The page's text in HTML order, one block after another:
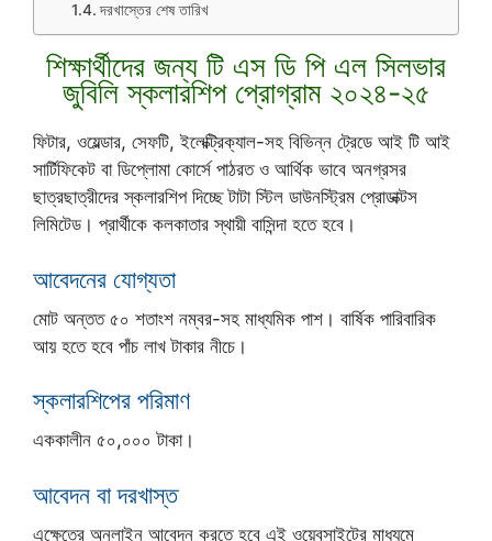
দরখাস্তের শেষ তারিখ
শিক্ষার্থীদের জন্য টি এস ডি পি এল সিলভার
জুবিলি স্কলারশিপ প্রোগ্রাম ২০২৪-২৫
ফিটার, ওয়েল্ডার, সেফটি, ইলেক্ট্রিক্যাল-সহ বিভিন্ন ট্রেডে আই টি আই
সার্টিফিকেট বা ডিপ্লোমা কোর্সে পাঠরত ও আর্থিক ভাবে অনগ্রসর
ছাত্রছাত্রীদের স্কলারশিপ দিচ্ছে টাটা স্টিল ডাউনস্ট্রিম প্রোডাক্টস
লিমিটেড। প্রার্থীকে কলকাতার স্থায়ী বাসিন্দা হতে হবে।
আবেদনের যোগ্যতা
মোট অন্তত ৫০ শতাংশ নম্বর-সহ মাধ্যমিক পাশ। বার্ষিক পারিবারিক
আয় হতে হবে পাঁচ লাখ টাকার নীচে।
স্কলারশিপের পরিমাণ
এককালীন ৫০,০০০ টাকা।
আবেদন বা দরখাস্ত
এক্ষেত্রে অনলাইন আবেদন করতে হবে এই ওয়েবসাইটের মাধ্যমে